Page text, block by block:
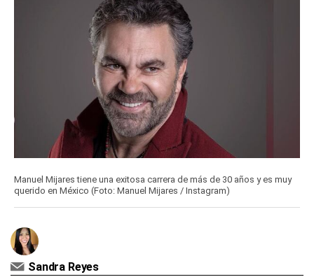
Manuel Mijares tiene una exitosa carrera de más de 30 años y es muy
querido en México (Foto: Manuel Mijares / Instagram)
Sandra Reyes